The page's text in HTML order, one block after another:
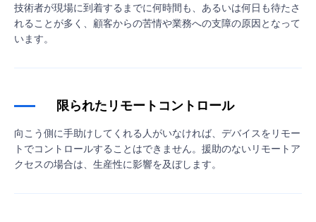
技術者が現場に到着するまでに何時間も、あるいは何日も待たさ
れることが多く、顧客からの苦情や業務への支障の原因となって
います。
限られたリモートコントロール
向こう側に手助けしてくれる人がいなければ、デバイスをリモー
トでコントロールすることはできません。援助のないリモートア
クセスの場合は、生産性に影響を及ぼします。